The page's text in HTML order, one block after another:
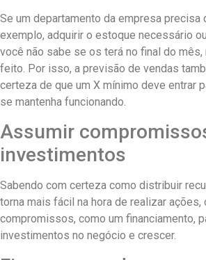
Se um departamento da empresa precisa
exemplo, adquirir o estoque necessário
você não sabe se os terá no final do mês,
feito. Por isso, a previsão de vendas
certeza de que um X mínimo deve entrar
se mantenha funcionando.
Assumir
investimentos
Sabendo com certeza como distribuir
torna mais fácil na hora de realizar ações,
compromissos, como um financiamento,
investimentos no negócio e crescer.